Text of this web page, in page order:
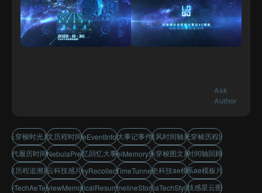
Ask
Author
星云穿梭时光片头图文历程时间轴
MilestoneEventInfographics
历史大事记事件图文科技风时间轴展示时光穿梭历程回忆
年代履历时间线
FuturisticNebulaPresentation
追忆回忆大事件
TimeTravelMemoryShowcase
星际穿梭图文展示历程时间轴回顾展示
科技历程追溯展示星云科技感片头
TechJourneyRecollectionDisplay
NebulaTimeTunnelOpener
历史科技ae模板星系ae模板片头
EventReviewMemoryRecap
ChronologicalResumeTimeline
TechTimelineStorytelling
NebulaTechStyleIntro
科技感星云图文